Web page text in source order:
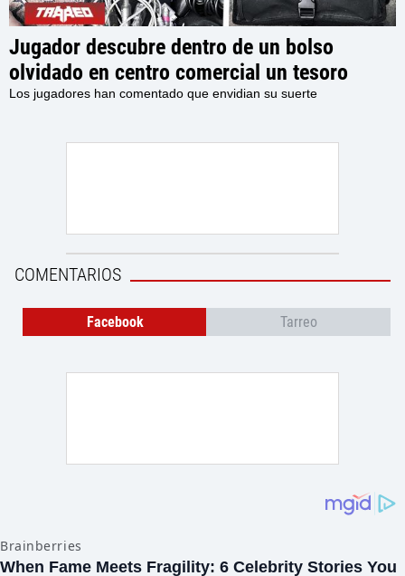
Jugador descubre dentro de un bolso
olvidado en centro comercial un tesoro
retro, con una PlayStation 2, accesorios y
Los jugadores han comentado que envidian su suerte
COMENTARIOS
Facebook Tarreo